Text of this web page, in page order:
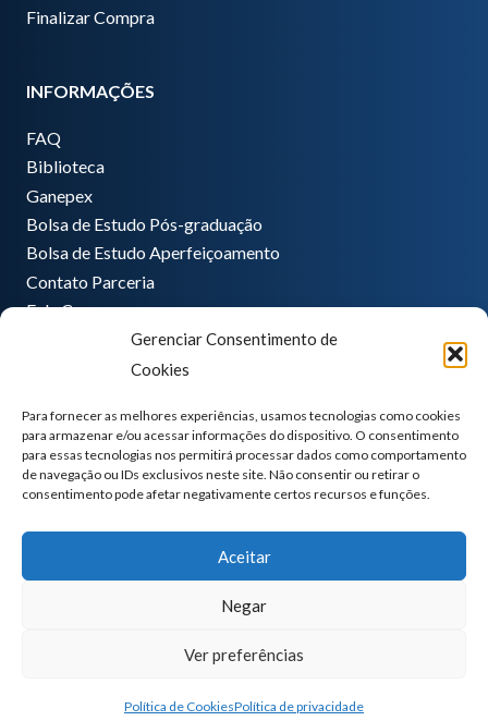
Gerenciar Consentimento de
Cookies
Para fornecer as melhores experiências, usamos tecnologias como cookies
para armazenar e/ou acessar informações do dispositivo. O consentimento
para essas tecnologias nos permitirá processar dados como comportamento
de navegação ou IDs exclusivos neste site. Não consentir ou retirar o
consentimento pode afetar negativamente certos recursos e funções.
Aceitar
Negar
Ver preferências
Política de CookiesPolítica de privacidade
Finalizar Compra
INFORMAÇÕES
FAQ
Biblioteca
Ganepex
Bolsa de Estudo Pós-graduação
Bolsa de Estudo Aperfeiçoamento
Contato Parceria
Fale Conosco
informatica@ganeplar.com.br